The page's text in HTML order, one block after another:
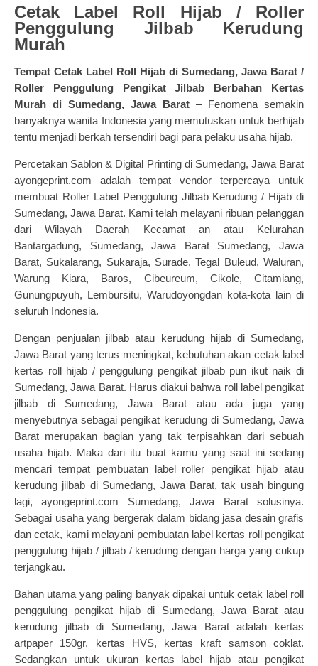
Cetak Label Roll Hijab / Roller
Penggulung Jilbab Kerudung
Murah
Tempat Cetak Label Roll Hijab di Sumedang, Jawa Barat /
Roller Penggulung Pengikat Jilbab Berbahan Kertas
Murah di Sumedang, Jawa Barat – Fenomena semakin
banyaknya wanita Indonesia yang memutuskan untuk berhijab
tentu menjadi berkah tersendiri bagi para pelaku usaha hijab.
Percetakan Sablon & Digital Printing di Sumedang, Jawa Barat
ayongeprint.com adalah tempat vendor terpercaya untuk
membuat Roller Label Penggulung Jilbab Kerudung / Hijab di
Sumedang, Jawa Barat. Kami telah melayani ribuan pelanggan
dari Wilayah Daerah Kecamat an atau Kelurahan
Bantargadung, Sumedang, Jawa Barat Sumedang, Jawa
Barat, Sukalarang, Sukaraja, Surade, Tegal Buleud, Waluran,
Warung Kiara, Baros, Cibeureum, Cikole, Citamiang,
Gunungpuyuh, Lembursitu, Warudoyongdan kota-kota lain di
seluruh Indonesia.
Dengan penjualan jilbab atau kerudung hijab di Sumedang,
Jawa Barat yang terus meningkat, kebutuhan akan cetak label
kertas roll hijab / penggulung pengikat jilbab pun ikut naik di
Sumedang, Jawa Barat. Harus diakui bahwa roll label pengikat
jilbab di Sumedang, Jawa Barat atau ada juga yang
menyebutnya sebagai pengikat kerudung di Sumedang, Jawa
Barat merupakan bagian yang tak terpisahkan dari sebuah
usaha hijab. Maka dari itu buat kamu yang saat ini sedang
mencari tempat pembuatan label roller pengikat hijab atau
kerudung jilbab di Sumedang, Jawa Barat, tak usah bingung
lagi, ayongeprint.com Sumedang, Jawa Barat solusinya.
Sebagai usaha yang bergerak dalam bidang jasa desain grafis
dan cetak, kami melayani pembuatan label kertas roll pengikat
penggulung hijab / jilbab / kerudung dengan harga yang cukup
terjangkau.
Bahan utama yang paling banyak dipakai untuk cetak label roll
penggulung pengikat hijab di Sumedang, Jawa Barat atau
kerudung jilbab di Sumedang, Jawa Barat adalah kertas
artpaper 150gr, kertas HVS, kertas kraft samson coklat.
Sedangkan untuk ukuran kertas label hijab atau pengikat